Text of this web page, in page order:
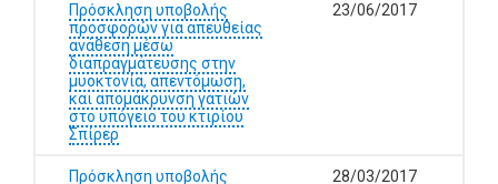
Πρόσκληση υποβολής
προσφορών για απευθείας
ανάθεση μέσω
διαπραγμάτευσης στην
μυοκτονία, απεντόμωση,
και απομάκρυνση γατιών
στο υπόγειο του κτιρίου
Σπίρερ
23/06/2017
Πρόσκληση υποβολής 28/03/2017